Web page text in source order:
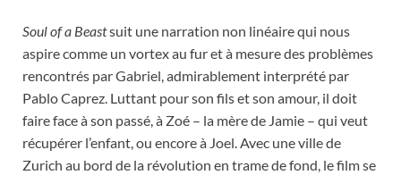
Soul of a Beastsuit une narration non linéaire qui nous
aspire comme un vortex au fur et à mesure des problèmes
rencontrés par Gabriel, admirablement interprété par
Pablo Caprez. Luttant pour son fils et son amour, il doit
faire face à son passé, à Zoé – la mère de Jamie – qui veut
récupérer l’enfant, ou encore à Joel. Avec une ville de
Zurich au bord de la révolution en trame de fond, le film se